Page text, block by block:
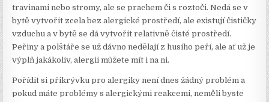
travinami nebo stromy, ale se prachem či s roztoči. Nedá se v
bytě vytvořit zcela bez alergické prostředí, ale existují čističky
vzduchu a v bytě se dá vytvořit relativně čisté prostředí.
Peřiny a polštáře se už dávno nedělají z husího peří, ale ať už je
výplň jakákoliv, alergii můžete mít i na ni.
Pořídit sipřikrývku pro alergiky není dnes žádný problém a
pokud máte problémy s alergickými reakcemi, neměli byste